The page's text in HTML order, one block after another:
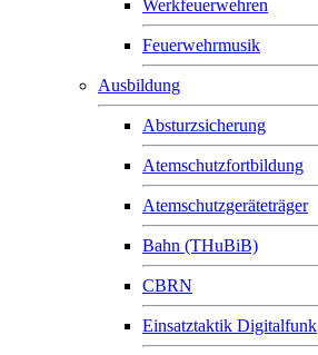
Werkfeuerwehren
Feuerwehrmusik
Ausbildung
Absturzsicherung
Atemschutzfortbildung
Atemschutzgeräteträger
Bahn (THuBiB)
CBRN
Einsatztaktik Digitalfunk